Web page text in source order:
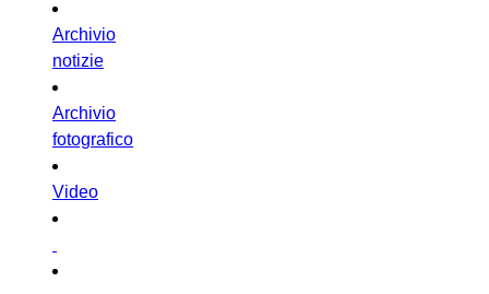
Archivio
notizie
Archivio
fotografico
Video